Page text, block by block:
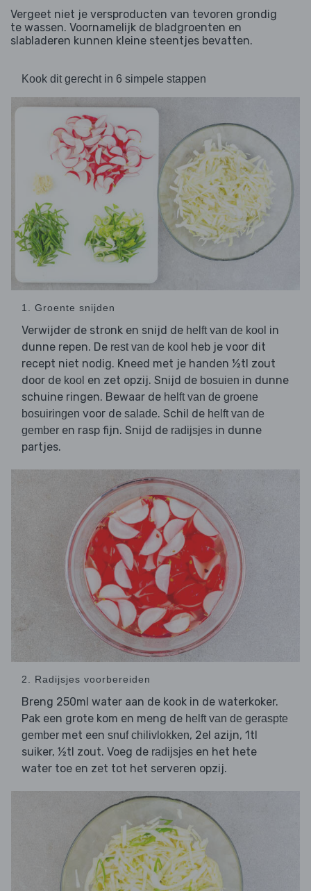
Vergeet niet je versproducten van tevoren grondig
te wassen. Voornamelijk de bladgroenten en
slabladeren kunnen kleine steentjes bevatten.
Kook dit gerecht in 6 simpele stappen
1. Groente snijden
Verwijder de stronk en snijd de helft van de kool in
dunne repen. De rest van de kool heb je voor dit
recept niet nodig. Kneed met je handen ½tl zout
door de kool en zet opzij. Snijd de bosuien in dunne
schuine ringen. Bewaar de helft van de groene
bosuiringen voor de salade. Schil de helft van de
gember en rasp fijn. Snijd de radijsjes in dunne
partjes.
2. Radijsjes voorbereiden
Breng 250ml water aan de kook in de waterkoker.
Pak een grote kom en meng de helft van de geraspte
gember met een snuf chilivlokken, 2el azijn, 1tl
suiker, ½tl zout. Voeg de radijsjes en het hete
water toe en zet tot het serveren opzij.